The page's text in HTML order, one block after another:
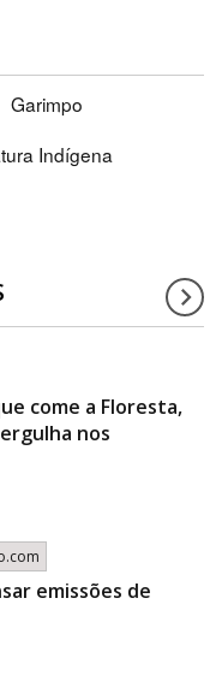
Garimpo
Indígena
come a Floresta,
nos
emissões de